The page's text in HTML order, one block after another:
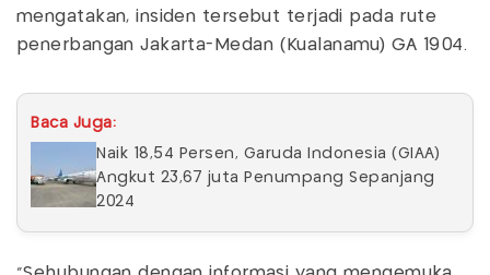
mengatakan, insiden tersebut terjadi pada rute
penerbangan Jakarta-Medan (Kualanamu) GA 1904.
Baca Juga:
Naik 18,54 Persen, Garuda Indonesia (GIAA)
Angkut 23,67 juta Penumpang Sepanjang
2024